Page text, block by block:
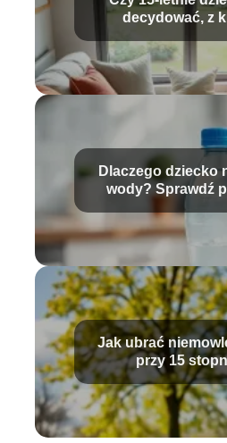
decydować, z
Dlaczego dziecko
wody? Sprawdź
Jak ubrać
przy 15